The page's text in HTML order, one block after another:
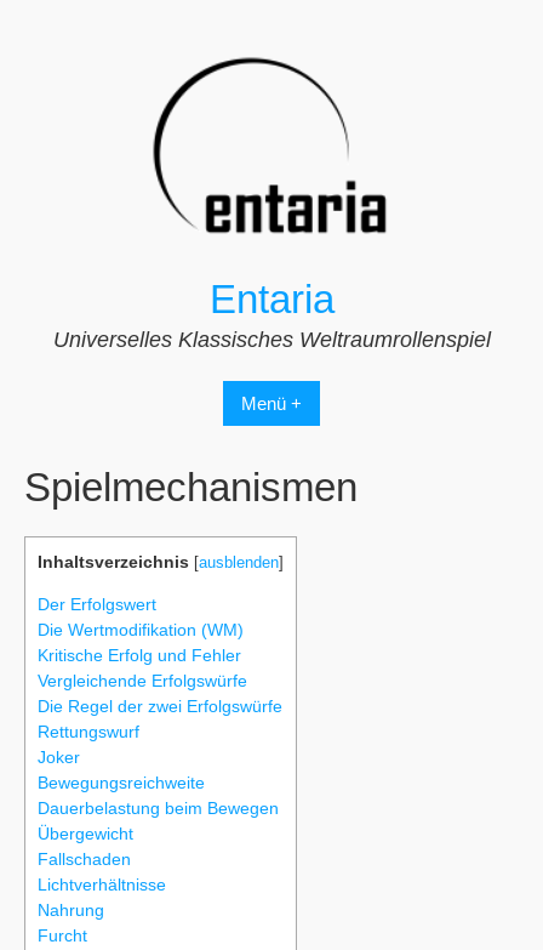
Entaria
Universelles Klassisches Weltraumrollenspiel
Menü +
Spielmechanismen
Inhaltsverzeichnis [ausblenden]
Der Erfolgswert
Die Wertmodifikation (WM)
Kritische Erfolg und Fehler
Vergleichende Erfolgswürfe
Die Regel der zwei Erfolgswürfe
Rettungswurf
Joker
Bewegungsreichweite
Dauerbelastung beim Bewegen
Übergewicht
Fallschaden
Lichtverhältnisse
Nahrung
Furcht